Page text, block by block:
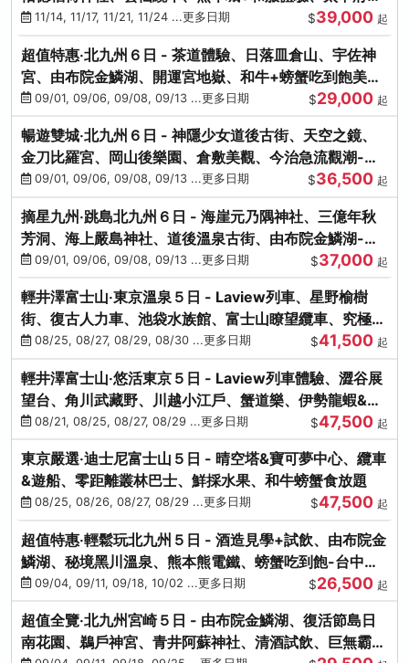
滿宮、光明禪寺
11/14, 11/17, 11/21, 11/24 ...更多日期 $39,000 起
超值特惠‧北九州６日 - 茶道體驗、日落皿倉山、宇佐神
宮、由布院金鱗湖、開運宮地嶽、和牛+螃蟹吃到飽美
饌-台中出發
09/01, 09/06, 09/08, 09/13 ...更多日期 $29,000 起
暢遊雙城‧北九州６日 - 神隱少女道後古街、天空之鏡、
金刀比羅宮、岡山後樂園、倉敷美觀、今治急流觀潮-台
中出發
09/01, 09/06, 09/08, 09/13 ...更多日期 $36,500 起
摘星九州‧跳島北九州６日 - 海崖元乃隅神社、三億年秋
芳洞、海上嚴島神社、道後溫泉古街、由布院金鱗湖-台
中出發
09/01, 09/06, 09/08, 09/13 ...更多日期 $37,000 起
輕井澤富士山‧東京溫泉５日 - Laview列車、星野榆樹
街、復古人力車、池袋水族館、富士山瞭望纜車、究極海
鮮食放題
08/25, 08/27, 08/29, 08/30 ...更多日期 $41,500 起
輕井澤富士山‧悠活東京５日 - Laview列車體驗、澀谷展
望台、角川武藏野、川越小江戶、蟹道樂、伊勢龍蝦&海
膽生魚片
08/21, 08/25, 08/27, 08/29 ...更多日期 $47,500 起
東京嚴選‧迪士尼富士山５日 - 晴空塔&寶可夢中心、纜車
&遊船、零距離叢林巴士、鮮採水果、和牛螃蟹食放題
08/25, 08/26, 08/27, 08/29 ...更多日期 $47,500 起
超值特惠‧輕鬆玩北九州５日 - 酒造見學+試飲、由布院金
鱗湖、秘境黑川溫泉、熊本熊電鐵、螃蟹吃到飽-台中出
發09/04, 09/11, 09/18, 10/02 ...更多日期 $26,500 起
超值全覽‧北九州宮崎５日 - 由布院金鱗湖、復活節島日
南花園、鵜戶神宮、青井阿蘇神社、清酒試飲、巨無霸熊